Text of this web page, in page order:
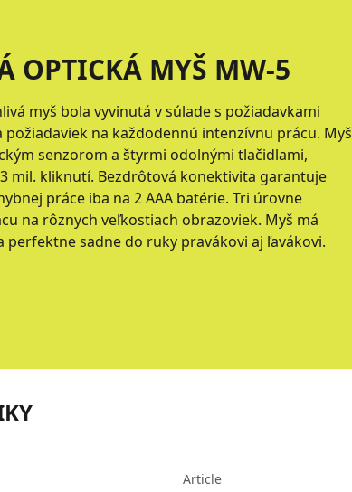
OPTICKÁ MYŠ MW-5
myš bola vyvinutá v súlade s požiadavkami
na každodennú intenzívnu prácu. Myš
senzorom a štyrmi odolnými tlačidlami,
mil. kliknutí. Bezdrôtová konektivita garantuje
práce iba na 2 AAA batérie. Tri úrovne
na rôznych veľkostiach obrazoviek. Myš má
perfektne sadne do ruky pravákovi aj ľavákovi.
Article